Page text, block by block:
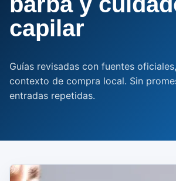
capilar
Guías revisadas con fuentes
contexto de compra local. Sin
entradas repetidas.